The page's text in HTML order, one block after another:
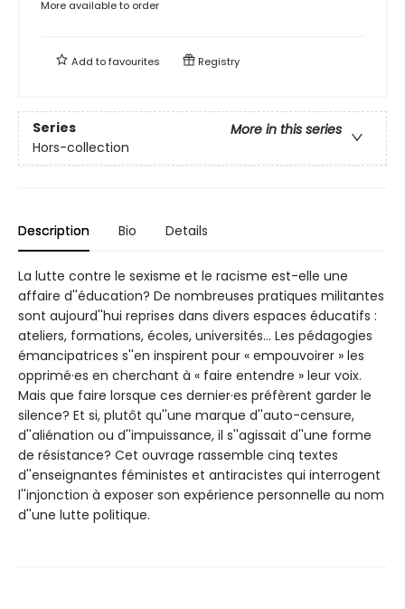
More available to order
Add tofavourites Registry
Series
More in this series
Hors-collection
Description Bio Details
La lutte contre le sexisme et le racisme est-elle une
affaire d''éducation? De nombreuses pratiques militantes
sont aujourd''hui reprises dans divers espaces éducatifs :
ateliers, formations, écoles, universités... Les pédagogies
émancipatrices s''en inspirent pour « empouvoirer » les
opprimé·es en cherchant à « faire entendre » leur voix.
Mais que faire lorsque ces dernier·es préfèrent garder le
silence? Et si, plutôt qu''une marque d''auto-censure,
d''aliénation ou d''impuissance, il s''agissait d''une forme
de résistance? Cet ouvrage rassemble cinq textes
d''enseignantes féministes et antiracistes qui interrogent
l''injonction à exposer son expérience personnelle au nom
d''une lutte politique.